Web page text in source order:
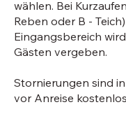
wählen. Bei
Reben oder B -
Eingangsbereich
Gästen vergeben.
Stornierungen sind
vor Anreise